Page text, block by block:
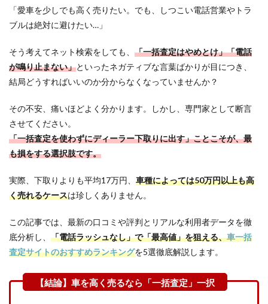
「愛車を少しでも高く売りたい。でも、しつこい電話営業やトラ
ブルは絶対に避けたい…」
そう考えてネット検索をしても、 「一括査定はやめとけ」「電話
が鳴り止まない」といったネガティブな言葉ばかりが目につき、
結局どうすればいいのか分からなくなっていませんか？
その不安、痛いほどよく分かります。しかし、専門家として断言
させてください。
「一括査定を使わずにディーラー下取りに出す」ことこそが、最
も損をする選択肢です。
実際、下取りよりも平均17万円、 車種によっては50万円以上も高
く売れるケースは珍しくありません。
この記事では、最新の口コミや評判とリアルな利用者データを徹
底分析し、 「電話ラッシュなし」で「最高値」を狙える、車一括
査定サイトのおすすめランキングを5選徹底解説します。